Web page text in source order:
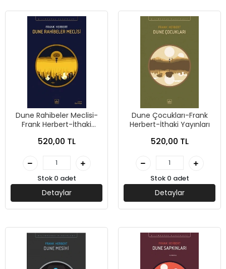
Dune Rahibeler Meclisi-
Frank Herbert-İthaki
520,00 TL
Stok 0 adet
Detaylar
Dune Çocukları-Frank
Herbert-İthaki Yayınları
520,00 TL
Stok 0 adet
Detaylar